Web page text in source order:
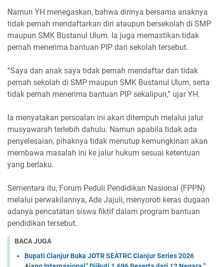
Namun YH menegaskan, bahwa dirinya bersama anaknya
tidak pernah mendaftarkan diri ataupun bersekolah di SMP
maupun SMK Bustanul Ulum. Ia juga memastikan tidak
pernah menerima bantuan PIP dari sekolah tersebut.
“Saya dan anak saya tidak pernah mendaftar dan tidak
pernah sekolah di SMP maupun SMK Bustanul Ulum, serta
tidak pernah menerima bantuan PIP sekalipun,” ujar YH.
Ia menyatakan persoalan ini akan ditempuh melalui jalur
musyawarah terlebih dahulu. Namun apabila tidak ada
penyelesaian, pihaknya tidak menutup kemungkinan akan
membawa masalah ini ke jalur hukum sesuai ketentuan
yang berlaku.
Sementara itu, Forum Peduli Pendidikan Nasional (FPPN)
melalui perwakilannya, Ade Jajuli, menyoroti keras dugaan
adanya pencatatan siswa fiktif dalam program bantuan
pendidikan tersebut.
BACA JUGA
Bupati Cianjur Buka JOTR SEATRC Cianjur Series 2026